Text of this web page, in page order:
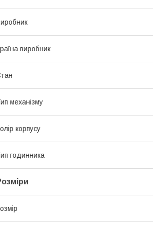
виробник
механізму
корпусу
годинника